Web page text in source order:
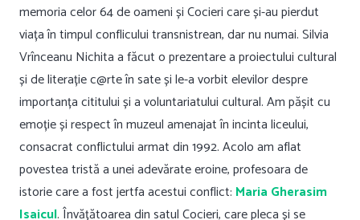
memoria celor 64 de oameni și Cocieri care și-au pierdut
viața în timpul conflicului transnistrean, dar nu numai. Silvia
Vrînceanu Nichita a făcut o prezentare a proiectului cultural
și de literație c@rte în sate și le-a vorbit elevilor despre
importanța cititului și a voluntariatului cultural. Am pășit cu
emoție și respect în muzeul amenajat în incinta liceului,
consacrat conflictului armat din 1992. Acolo am aflat
povestea tristă a unei adevărate eroine, profesoara de
istorie care a fost jertfa acestui conflict: Maria Gherasim
Isaicul. Învățătoarea din satul Cocieri, care pleca și se